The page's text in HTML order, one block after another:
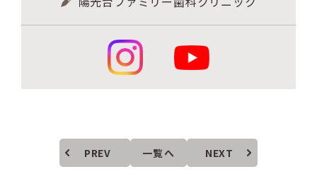
PREV 一覧へ NEXT